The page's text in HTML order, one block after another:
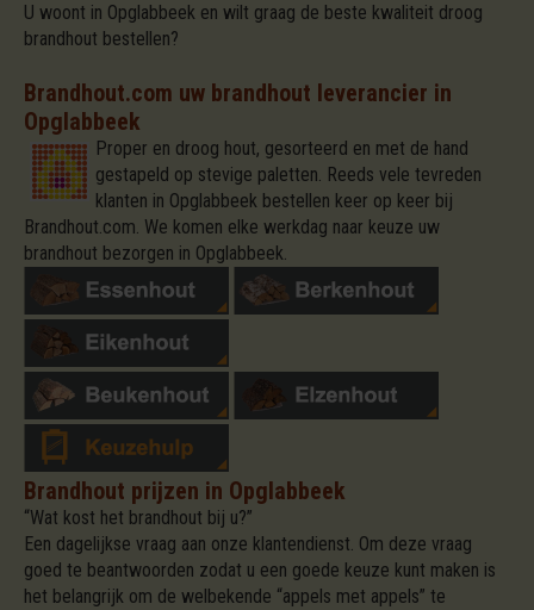
U woont in Opglabbeek en wilt graag de beste kwaliteit droog
brandhout bestellen?
Brandhout.com uw brandhout leverancier in
Opglabbeek
Proper en droog hout, gesorteerd en met de hand
gestapeld op stevige paletten. Reeds vele tevreden
klanten in Opglabbeek bestellen keer op keer bij
Brandhout.com. We komen elke werkdag naar keuze uw
brandhout bezorgen in Opglabbeek.
Brandhout prijzen in Opglabbeek
“Wat kost het brandhout bij u?”
Een dagelijkse vraag aan onze klantendienst. Om deze vraag
goed te beantwoorden zodat u een goede keuze kunt maken is
het belangrijk om de welbekende “appels met appels” te